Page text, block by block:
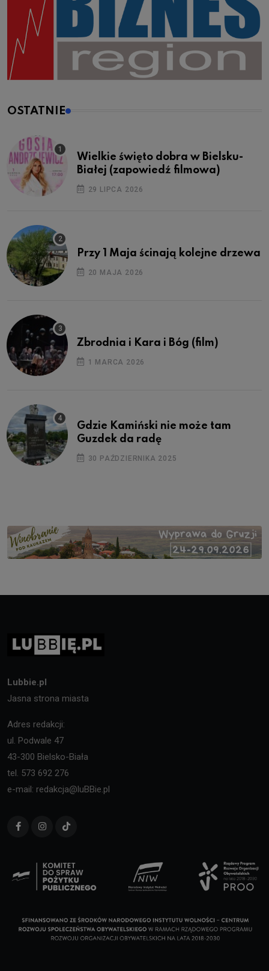
OSTATNIE
Wielkie święto dobra w Bielsku-
Białej (zapowiedź filmowa)
29 LIPCA 2026
Przy 1 Maja ścinają kolejne drzewa
20 MAJA 2026
Zbrodnia i Kara i Bóg (film)
1 MARCA 2026
Gdzie Kamiński nie może tam
Guzdek da radę
30 PAŹDZIERNIKA 2025
Lubbie.pl
Jasna strona miasta
Adres redakcji:
ul. Podwale 47
43-300 Bielsko-Biała
tel. 573 692 276
e-mail: redakcja@luBBie.pl